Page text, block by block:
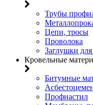
Трубы
Цепи, тросы
Проволока
Заглушки
Кровельные
Битумные
Профнастил